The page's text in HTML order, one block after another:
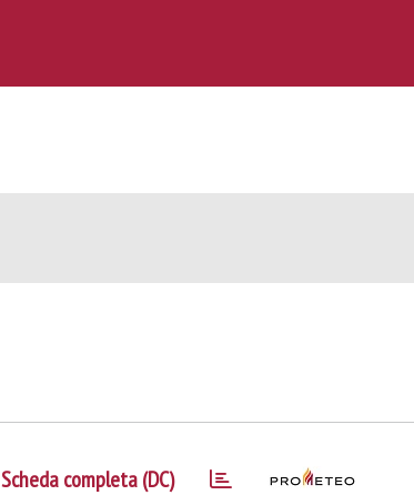
Scheda completa (DC)